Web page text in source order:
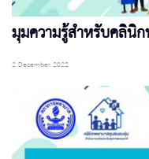
มุมความรู้สำหรับคลินิ
2 December 2022